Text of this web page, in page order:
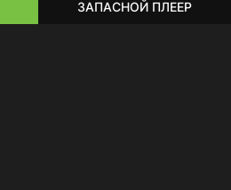
ЗАПАСНОЙ ПЛЕЕР